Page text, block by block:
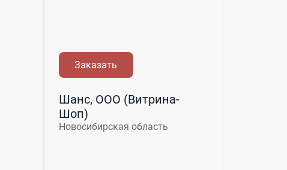
Заказать
Шанс, ООО (Витрина-
Шоп)
Новосибирская область